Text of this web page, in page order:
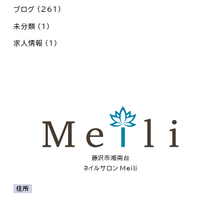
ブログ (261)
未分類 (1)
求人情報 (1)
藤沢市湘南台
ネイルサロン Meili
住所